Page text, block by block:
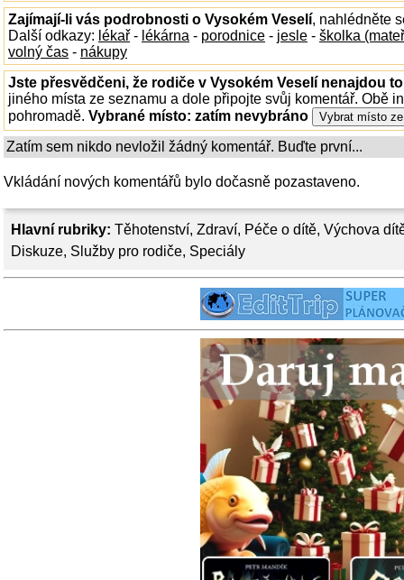
Hlavní rubriky: Těhotenství, Zdraví, Péče o dítě, Výchova
Diskuze, Služby pro rodiče, Speciály
Zajímají-li vás podrobnosti o Vysokém Veselí, nahlédněte
Další odkazy: lékař - lékárna - porodnice - jesle - školka
volný čas - nákupy
Jste přesvědčeni, že rodiče v Vysokém Veselí nenajdou
jiného místa ze seznamu a dole připojte svůj komentář. Obě
pohromadě. Vybrané místo: zatím nevybráno
Zatím sem nikdo nevložil žádný komentář. Buďte první...
Vkládání nových komentářů bylo dočasně pozastaveno.